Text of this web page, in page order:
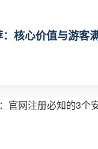
核心价值与游客